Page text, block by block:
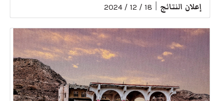
إعلان النتائج 18 / 12 / 2024